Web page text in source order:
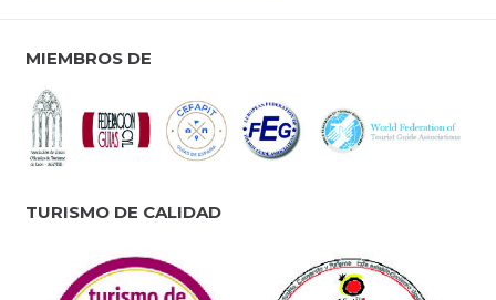
MIEMBROS DE
TURISMO DE CALIDAD